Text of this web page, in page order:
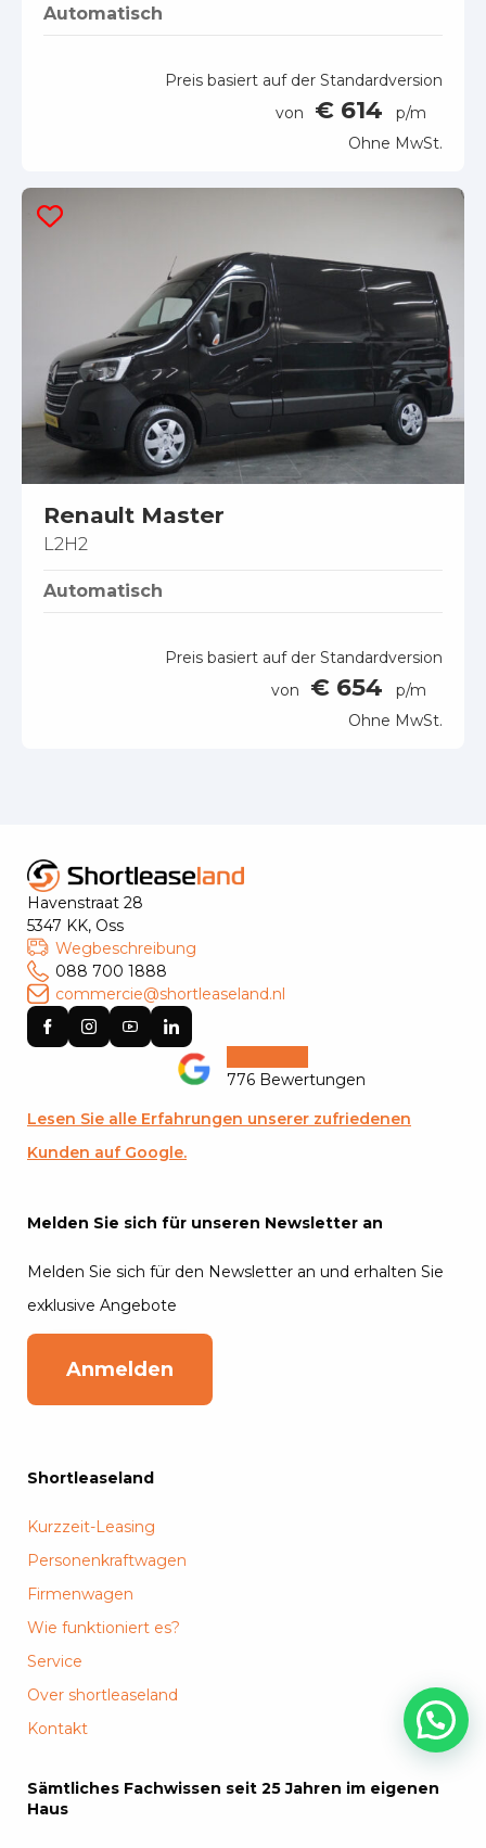
Automatisch
Preis basiert auf der Standardversion
von
€ 614
p/m
Ohne MwSt.
Renault Master
L2H2
Automatisch
Preis basiert auf der Standardversion
von
€ 654
p/m
Ohne MwSt.
Havenstraat 28
5347 KK, Oss
Wegbeschreibung
088 700 1888
commercie@shortleaseland.nl
776 Bewertungen
Lesen Sie alle Erfahrungen unserer zufriedenen
Kunden auf Google.
Melden Sie sich für unseren Newsletter an
Melden Sie sich für den Newsletter an und erhalten Sie
exklusive Angebote
Anmelden
Shortleaseland
Kurzzeit-Leasing
Personenkraftwagen
Firmenwagen
Wie funktioniert es?
Service
Over shortleaseland
Kontakt
Sämtliches Fachwissen seit 25 Jahren im eigenen
Haus